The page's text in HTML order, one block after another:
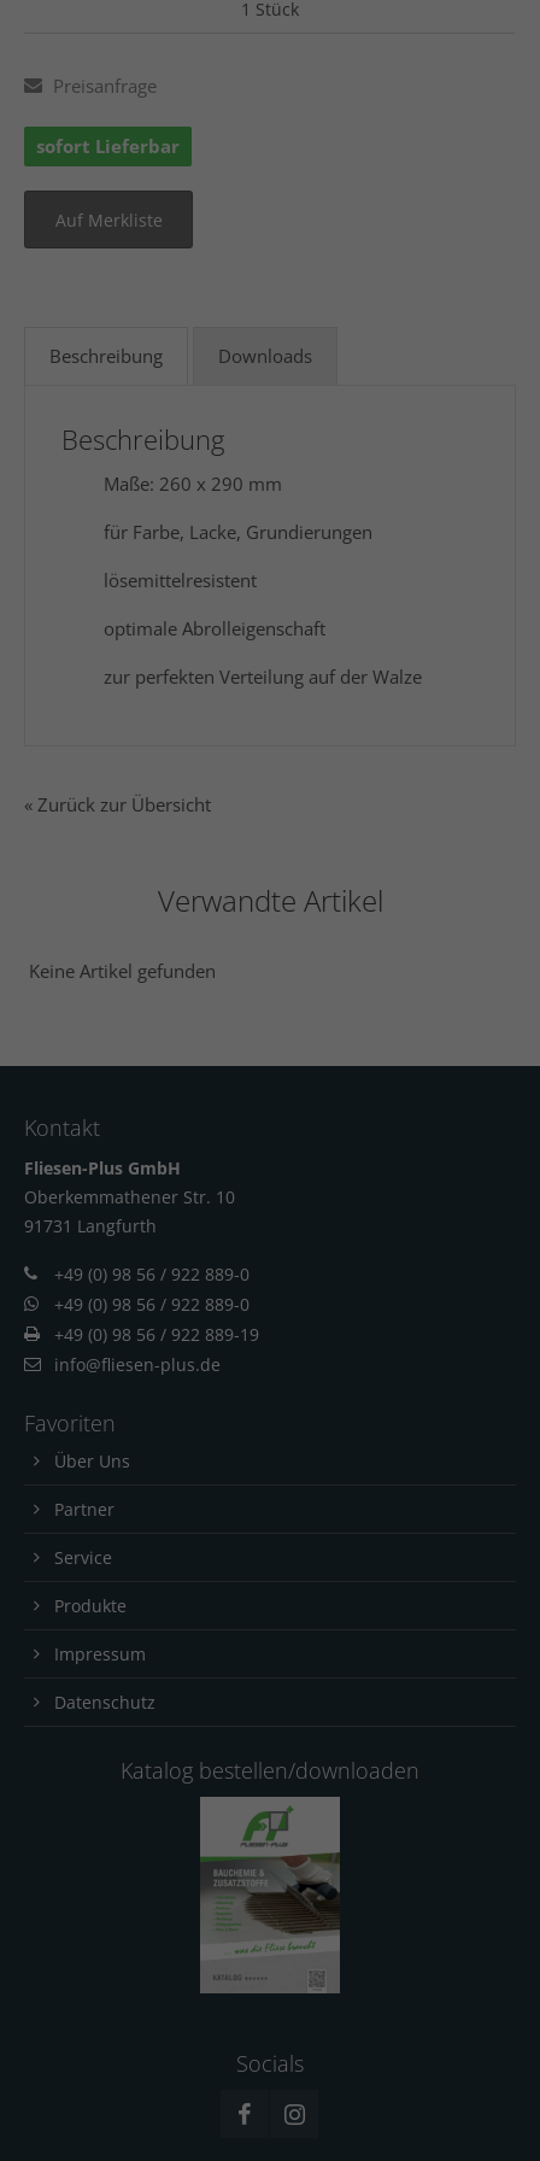
1 Stück
Preisanfrage
sofort Lieferbar
Beschreibung Downloads
Beschreibung
Maße: 260 x 290 mm
für Farbe, Lacke, Grundierungen
lösemittelresistent
optimale Abrolleigenschaft
zur perfekten Verteilung auf der Walze
« Zurück zur Übersicht
Verwandte Artikel
Keine Artikel gefunden
Kontakt
Fliesen-Plus GmbH
Oberkemmathener Str. 10
91731 Langfurth
+49 (0) 98 56 / 922 889-0
+49 (0) 98 56 / 922 889-0
+49 (0) 98 56 / 922 889-19
info@fliesen-plus.de
Favoriten
Über Uns
Partner
Service
Produkte
Impressum
Datenschutz
Katalog bestellen/downloaden
Socials